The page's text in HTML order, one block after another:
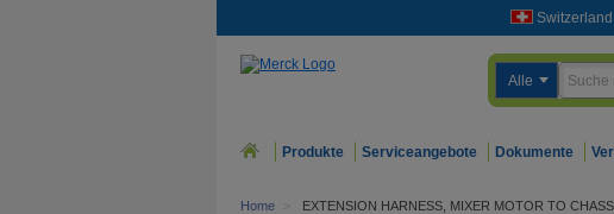
Switzerland
Alle
Produkte Serviceangebote Dokumente
Home > EXTENSION HARNESS, MIXER MOTOR TO